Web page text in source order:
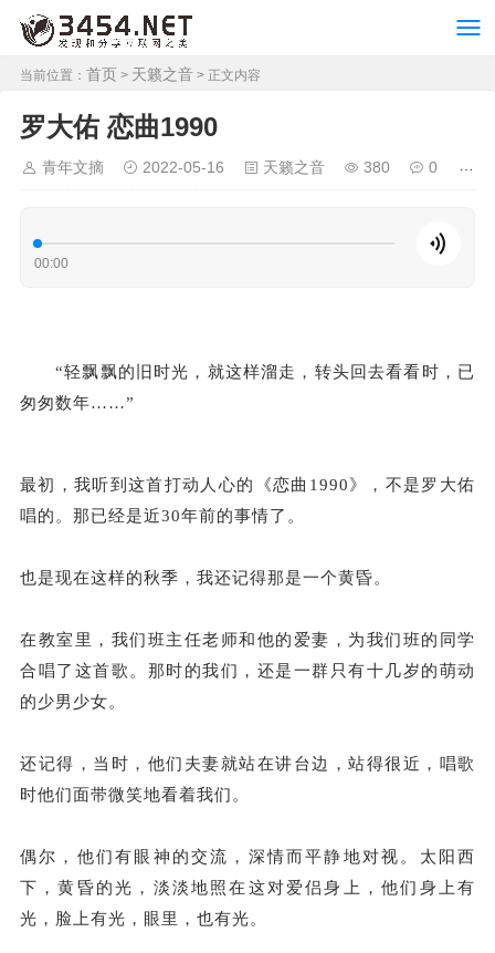
当前位置： 首页 > 天籁之音 > 正文内容
罗大佑 恋曲1990
青年文摘 2022-05-16 天籁之音 380 0
00:00
“轻飘飘的旧时光，就这样溜走，转头回去看看时，已
匆匆数年……”
最初，我听到这首打动人心的《恋曲1990》，不是罗大佑
唱的。那已经是近30年前的事情了。
也是现在这样的秋季，我还记得那是一个黄昏。
在教室里，我们班主任老师和他的爱妻，为我们班的同学
合唱了这首歌。那时的我们，还是一群只有十几岁的萌动
的少男少女。
还记得，当时，他们夫妻就站在讲台边，站得很近，唱歌
时他们面带微笑地看着我们。
偶尔，他们有眼神的交流，深情而平静地对视。太阳西
下，黄昏的光，淡淡地照在这对爱侣身上，他们身上有
光，脸上有光，眼里，也有光。